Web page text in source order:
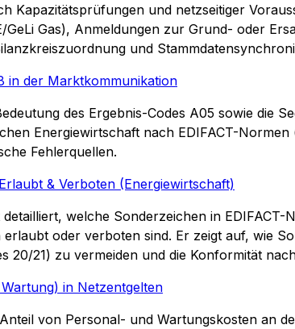
Kapazitätsprüfungen und netzseitiger
GeLi Gas), Anmeldungen zur Grund- oder
und
in der Marktkommunikation
des Ergebnis-Codes A05 sowie die
Energiewirtschaft nach EDIFACT-
Fehlerquellen.
& Verboten (Energiewirtschaft)
welche Sonderzeichen in
erlaubt oder verboten sind. Er zeigt auf, wie
20/21) zu vermeiden und die Konformität
in Netzentgelten
von Personal- und Wartungskosten an